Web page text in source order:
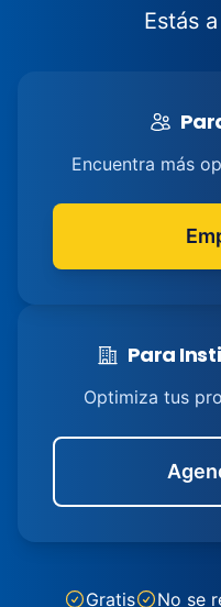
Estás
Encuentra más
Para
Optimiza tus
Gratis
No se